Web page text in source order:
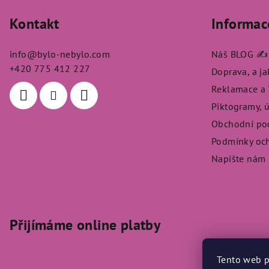
Tento web
pKontakt
info@bylo-nebylo.com
+420 775 412 227
Náš BLOG ✍️
Doprava, a
Reklamace
Piktogramy,
Obchodní
Podmínky
Napište nám
Přijímáme online platby